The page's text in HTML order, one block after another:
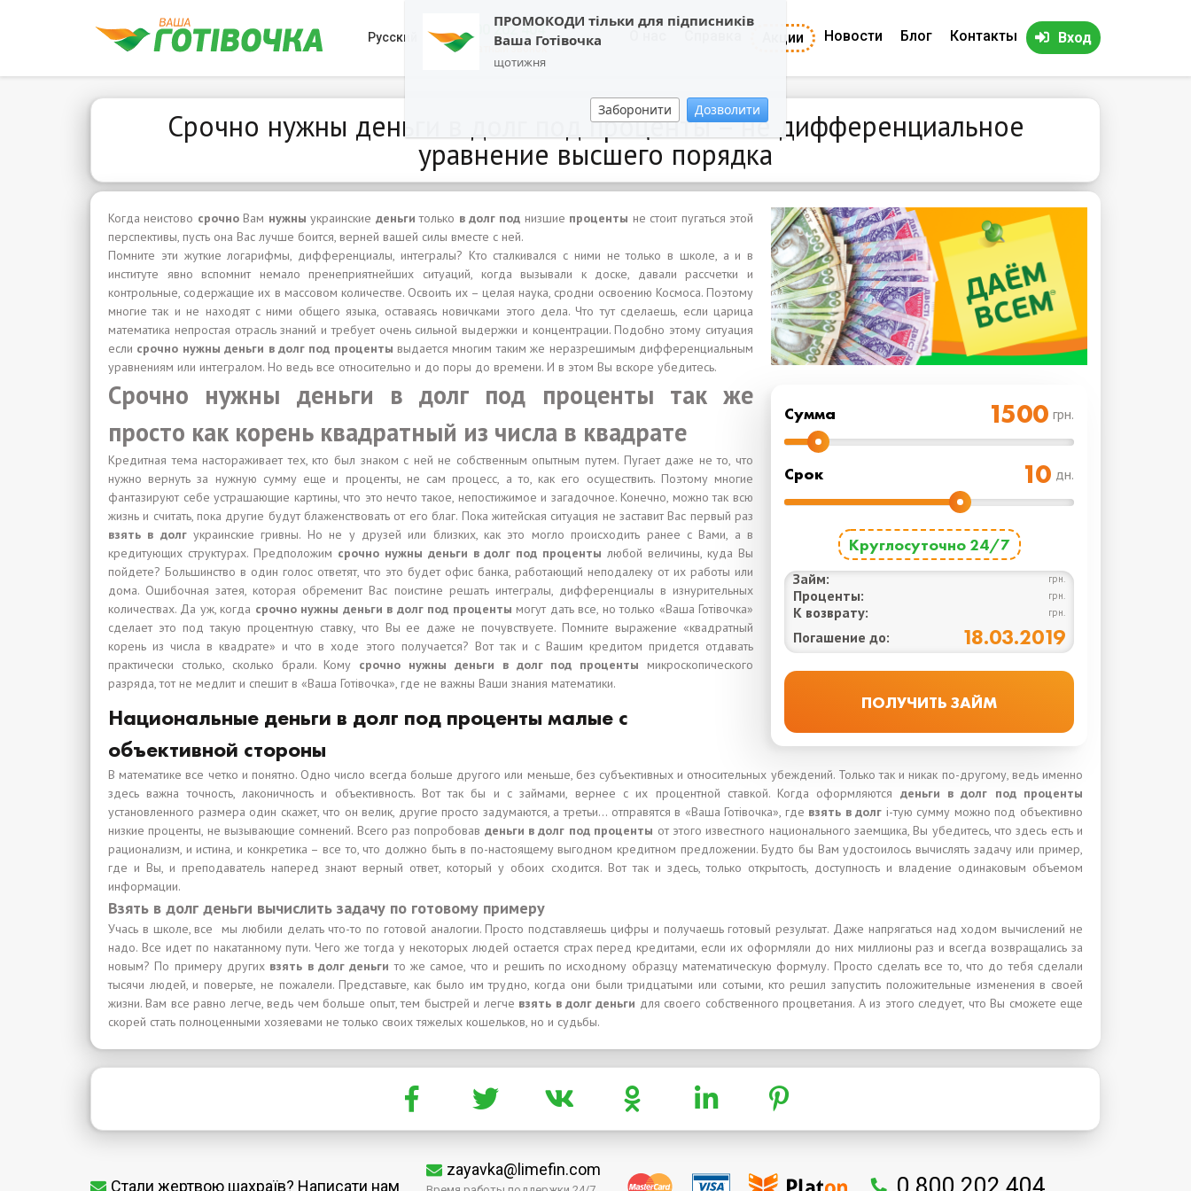
ПРОМОКОДИ тільки для підписників
Ваша Готівочка
щотижня
Заборонити Дозволити
Русский 0800 202 404
Обратный звонок
Акции Новости Блог Контакты Вход
Срочно нужны деньги в долг под проценты – не дифференциальное
уравнение высшего порядка
Cумма грн.
Срок дн.
Круглосуточно 24/7
Займ: грн.
Проценты: грн.
К возврату: грн.
Погашение до: 18.03.2019
Когда неистово срочно Вам нужныукраинские деньгитолько в долг под низшие проценты не стоит пугаться этой
перспективы, пусть она Вас лучше боится, верней вашей силы вместе с ней.
Помните эти жуткие логарифмы, дифференциалы, интегралы? Кто сталкивался с ними не только в школе, а и в
институте явно вспомнит немало пренеприятнейших ситуаций, когда вызывали к доске, давали рассчетки и
контрольные, содержащие их в массовом количестве. Освоить их – целая наука, сродни освоению Космоса. Поэтому
многие так и не находят с ними общего языка, оставаясь новичками этого дела. Что тут сделаешь, если царица
математика непростая отрасль знаний и требует очень сильной выдержки и концентрации. Подобно этому ситуация
если срочно нужны деньги в долг под проценты выдается многим таким же неразрешимым дифференциальным
уравнениям или интегралом. Но ведь все относительно и до поры до времени. И в этом Вы вскоре убедитесь.
Срочно нужны деньги в долг под проценты так же
просто как корень квадратный из числа в квадрате
Кредитная тема настораживает тех, кто был знаком с ней не собственным опытным путем. Пугает даже не то, что
нужно вернуть за нужную сумму еще и проценты, не сам процесс, а то, как его осуществить. Поэтому многие
фантазируют себе устрашающие картины, что это нечто такое, непостижимое и загадочное. Конечно, можно так всю
жизнь и считать, пока другие будут блаженствовать от его благ. Пока житейская ситуация не заставит Вас первый раз
взять в долгукраинские гривны. Но не у друзей или близких, как это могло происходить ранее с Вами, а в
кредитующих структурах. Предположим срочно нужны деньги в долг под процентылюбой величины, куда Вы
пойдете? Большинство в один голос ответят, что это будет офис банка, работающий неподалеку от их работы или
дома. Ошибочная затея, которая обременит Вас поистине решать интегралы, дифференциалы в изнурительных
количествах. Да уж, когда срочно нужны деньги в долг под проценты могут дать все, но только «Ваша Готівочка»
сделает это под такую процентную ставку, что Вы ее даже не почувствуете. Помните выражение «квадратный
корень из числа в квадрате» и что в ходе этого получается? Вот так и с Вашим кредитом придется отдавать
практически столько, сколько брали. Кому срочно нужны деньги в долг под проценты микроскопического
разряда, тот не медлит и спешит в «Ваша Готівочка», где не важны Ваши знания математики.
Национальные деньги в долг под проценты малые с
объективной стороны
В математике все четко и понятно. Одно число всегда больше другого или меньше, без субъективных и относительных убеждений. Только так и никак по-другому, ведь именно
здесь важна точность, лаконичность и объективность. Вот так бы и с займами, вернее с их процентной ставкой. Когда оформляются деньги в долг под проценты
установленного размера один скажет, что он велик, другие просто задумаются, а третьи… отправятся в «Ваша Готівочка», где взять в долг i-тую сумму можно под объективно
низкие проценты, не вызывающие сомнений. Всего раз попробовав деньги в долг под проценты от этого известного национального заемщика, Вы убедитесь, что здесь есть и
рационализм, и истина, и конкретика – все то, что должно быть в по-настоящему выгодном кредитном предложении. Будто бы Вам удостоилось вычислять задачу или пример,
где и Вы, и преподаватель наперед знают верный ответ, который у обоих сходится. Вот так и здесь, только открытость, доступность и владение одинаковым объемом
информации.
Взять в долг деньги вычислить задачу по готовому примеру
Учась в школе, все мы любили делать что-то по готовой аналогии. Просто подставляешь цифры и получаешь готовый результат. Даже напрягаться над ходом вычислений не
надо. Все идет по накатанному пути. Чего же тогда у некоторых людей остается страх перед кредитами, если их оформляли до них миллионы раз и всегда возвращались за
новым? По примеру других взять в долг деньгито же самое, что и решить по исходному образцу математическую формулу. Просто сделать все то, что до тебя сделали
тысячи людей, и поверьте, не пожалели. Представьте, как было им трудно, когда они были тридцатыми или сотыми, кто решил запустить положительные изменения в своей
жизни. Вам все равно легче, ведь чем больше опыт, тем быстрей и легче взять в долг деньги для своего собственного процветания. А из этого следует, что Вы сможете еще
скорей стать полноценными хозяевами не только своих тяжелых кошельков, но и судьбы.
Стали жертвою шахраїв? Написати нам
zayavka@limefin.com
0 800 202 404